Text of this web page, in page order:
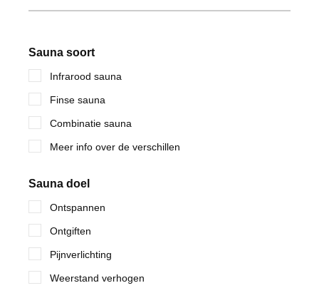
Sauna soort
Infrarood sauna
Finse sauna
Combinatie sauna
Meer info over de verschillen
Sauna doel
Ontspannen
Ontgiften
Pijnverlichting
Weerstand verhogen